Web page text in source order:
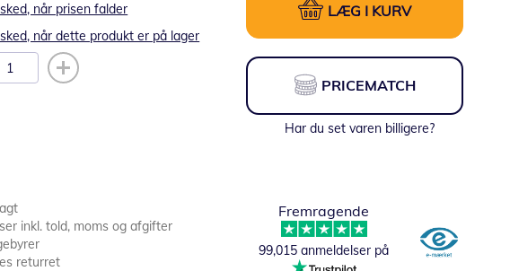
når prisen falder
når dette produkt er på lager
LÆG I KURV
PRICEMATCH
Har du set varen billigere?
inkl. told, moms og afgifter
returret
Fremragende
99,015 anmeldelser på